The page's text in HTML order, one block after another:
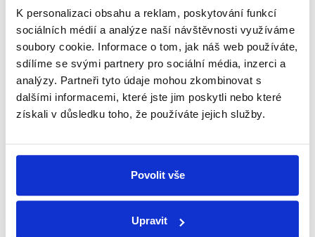
K personalizaci obsahu a reklam, poskytování funkcí
sociálních médií a analýze naší návštěvnosti využíváme
soubory cookie. Informace o tom, jak náš web používáte,
sdílíme se svými partnery pro sociální média, inzerci a
analýzy. Partneři tyto údaje mohou zkombinovat s
dalšími informacemi, které jste jim poskytli nebo které
získali v důsledku toho, že používáte jejich služby.
Povolit vše
Upravit
Zůstaňme v kontaktu
Přihlaste se k odběru našeho
newsletteru nebowhatsappového
kanálu, kde pravidelně přinášíme
shrnutí nejzajímavějších článků a analýz.
přehled o tom, jaké dezinformace a
nepravdy se zrovna v Česku šíří.